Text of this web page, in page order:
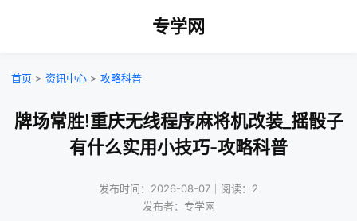
专学网
首页 > 资讯中心 > 攻略科普
牌场常胜!重庆无线程序麻将机改装_摇骰子
有什么实用小技巧-攻略科普
发布时间：2026-08-07｜阅读：2
发布者：专学网